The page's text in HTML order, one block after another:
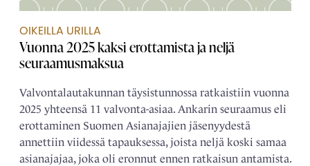
OIKEILLA URILLA
Vuonna 2025 kaksi erottamista ja neljä
seuraamusmaksua
Valvontalautakunnan täysistunnossa ratkaistiin vuonna
2025 yhteensä 11 valvonta-asiaa. Ankarin seuraamus eli
erottaminen Suomen Asianajajien jäsenyydestä
annettiin viidessä tapauksessa, joista neljä koski samaa
asianajajaa, joka oli eronnut ennen ratkaisun antamista.